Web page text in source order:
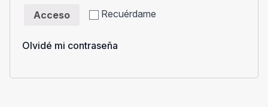
Recuérdame
Acceso
Olvidé mi contraseña